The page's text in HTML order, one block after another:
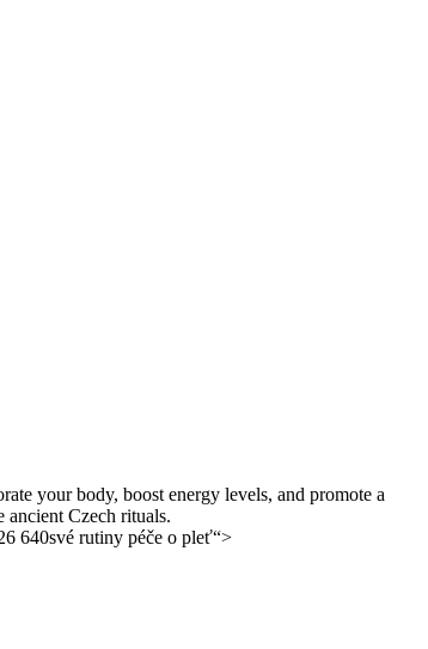
your body, boost energy levels, and promote a
ancient Czech rituals.
své rutiny péče o pleť“>